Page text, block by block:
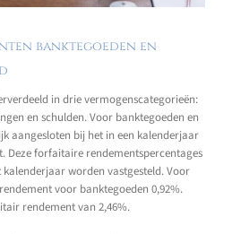
banktegoeden en
in drie vermogenscategorieën:
en schulden. Voor banktegoeden en
aangesloten bij het in een kalenderjaar
Deze forfaitaire rendementspercentages
worden vastgesteld. Voor
voor banktegoeden 0,92%.
rendement van 2,46%.